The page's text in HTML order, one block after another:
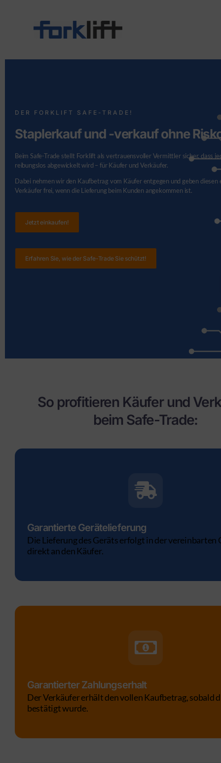
DER FORKLIFT SAFE-TRADE!
Staplerkauf und -verkauf ohne
Beim Safe-Trade stellt Forklift als vertrauensvoller Vermittler sicher, dass
reibungslos abgewickelt wird – für Käufer und Verkäufer.
Dabei nehmen wir den Kaufbetrag vom Käufer entgegen und geben diesen
Verkäufer frei, wenn die Lieferung beim Kunden angekommen ist.
Jetzt einkaufen!
Erfahren Sie, wie der Safe-Trade Sie schützt!
So profitieren Käufer und
beim Safe-Trade:
Garantierte Gerätelieferung
Die Lieferung des Geräts erfolgt in der vereinbarten
direkt an den Käufer.
Garantierter Zahlungserhalt
Der Verkäufer erhält den vollen Kaufbetrag, sobald
bestätigt wurde.